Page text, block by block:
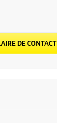
DE CONTACT